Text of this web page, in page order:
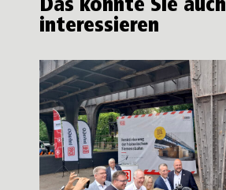
Das könnte Sie auch
interessieren